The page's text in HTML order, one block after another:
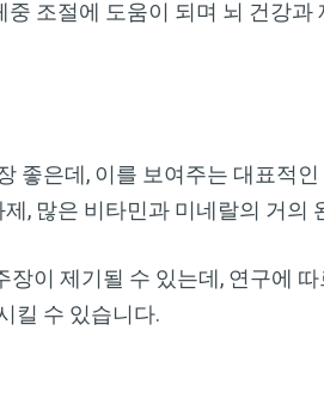
조절에 도움이 되며 뇌 건강
좋은데, 이를 보여주는 대표적
, 많은 비타민과 미네랄의 거의
이 제기될 수 있는데, 연구에
킬 수 있습니다.